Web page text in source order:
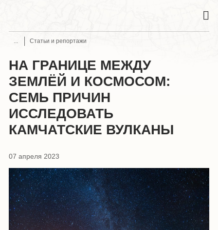
Статьи и репортажи
НА ГРАНИЦЕ МЕЖДУ
ЗЕМЛЁЙ И КОСМОСОМ:
СЕМЬ ПРИЧИН
ИССЛЕДОВАТЬ
КАМЧАТСКИЕ ВУЛКАНЫ
07 апреля 2023